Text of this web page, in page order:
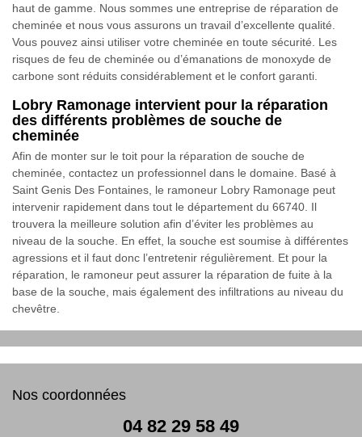
haut de gamme. Nous sommes une entreprise de réparation de
cheminée et nous vous assurons un travail d’excellente qualité.
Vous pouvez ainsi utiliser votre cheminée en toute sécurité. Les
risques de feu de cheminée ou d’émanations de monoxyde de
carbone sont réduits considérablement et le confort garanti.
Lobry Ramonage intervient pour la réparation
des différents problèmes de souche de
cheminée
Afin de monter sur le toit pour la réparation de souche de
cheminée, contactez un professionnel dans le domaine. Basé à
Saint Genis Des Fontaines, le ramoneur Lobry Ramonage peut
intervenir rapidement dans tout le département du 66740. Il
trouvera la meilleure solution afin d’éviter les problèmes au
niveau de la souche. En effet, la souche est soumise à différentes
agressions et il faut donc l’entretenir régulièrement. Et pour la
réparation, le ramoneur peut assurer la réparation de fuite à la
base de la souche, mais également des infiltrations au niveau du
chevêtre.
Nos coordonnées
04 82 29 58 49